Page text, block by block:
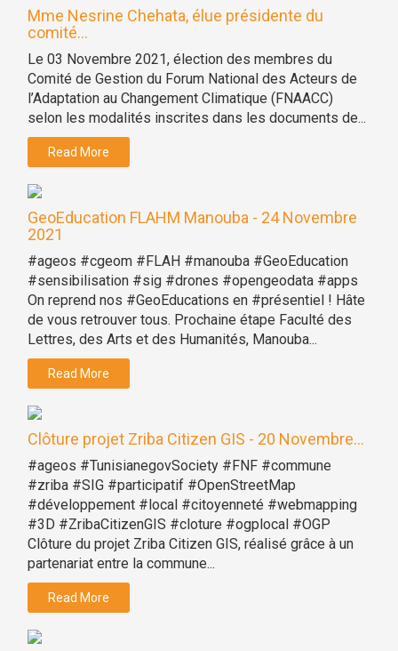
Mme Nesrine Chehata, élue présidente du
comité...
Le 03 Novembre 2021, élection des membres du
Comité de Gestion du Forum National des Acteurs de
l’Adaptation au Changement Climatique (FNAACC)
selon les modalités inscrites dans les documents de...
Read More
GeoEducation FLAHM Manouba - 24 Novembre
2021
#ageos #cgeom #FLAH #manouba #GeoEducation
#sensibilisation #sig #drones #opengeodata #apps
On reprend nos #GeoEducations en #présentiel ! Hâte
de vous retrouver tous. Prochaine étape Faculté des
Lettres, des Arts et des Humanités, Manouba...
Read More
Clôture projet Zriba Citizen GIS - 20 Novembre...
#ageos #TunisianegovSociety #FNF #commune
#zriba #SIG #participatif #OpenStreetMap
#développement #local #citoyenneté #webmapping
#3D #ZribaCitizenGIS #cloture #ogplocal #OGP
Clôture du projet Zriba Citizen GIS, réalisé grâce à un
partenariat entre la commune...
Read More